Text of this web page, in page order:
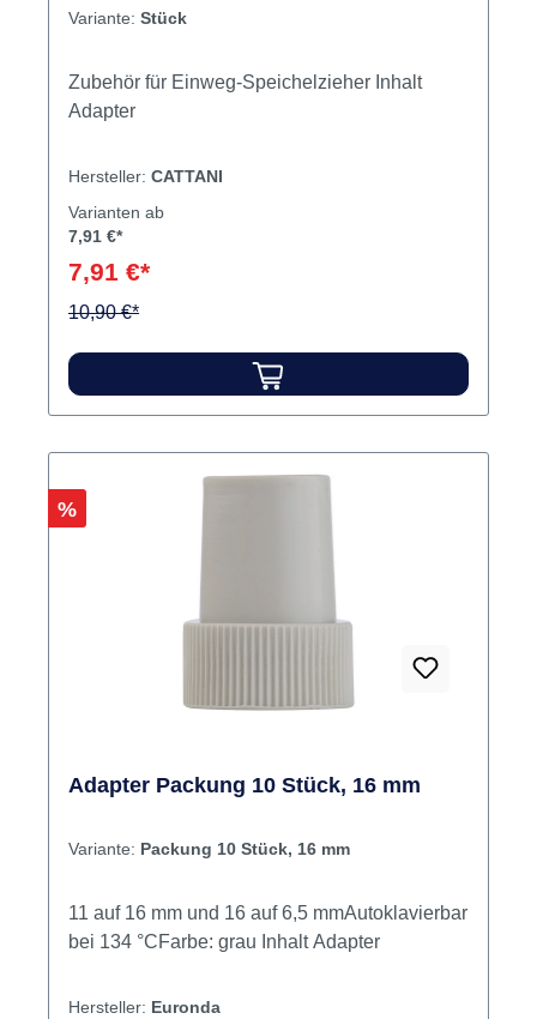
Variante: Stück
Zubehör für Einweg-Speichelzieher Inhalt
Adapter
Hersteller: CATTANI
Varianten ab
7,91 €*
7,91 €*
10,90 €*
Rabatt
%
Adapter Packung 10 Stück, 16 mm
Variante: Packung 10 Stück, 16 mm
11 auf 16 mm und 16 auf 6,5 mmAutoklavierbar
bei 134 °CFarbe: grau Inhalt Adapter
Hersteller: Euronda